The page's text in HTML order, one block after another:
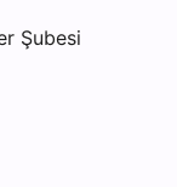
Şubesi